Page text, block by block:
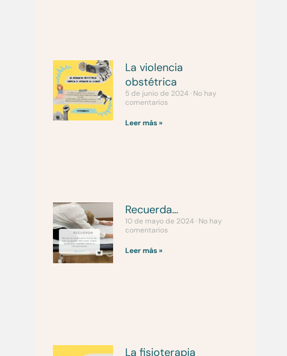
La violencia
obstétrica
5 de junio de 2024 No hay
comentarios
Leer más »
Recuerda…
10 de mayo de 2024 No hay
comentarios
Leer más »
La fisioterapia